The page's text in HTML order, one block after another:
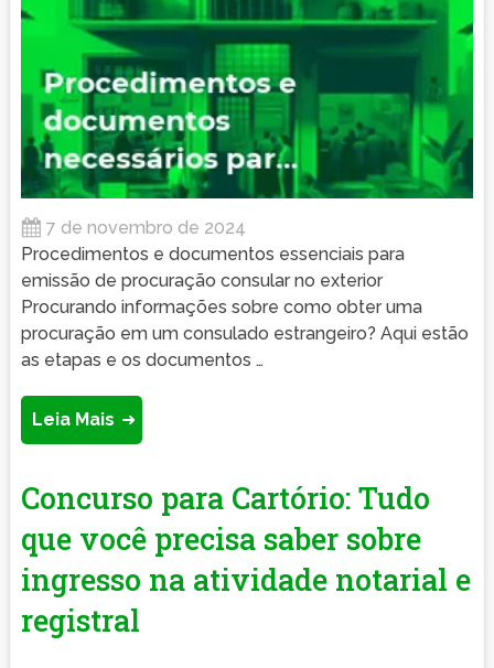
7 de novembro de 2024
Procedimentos e documentos essenciais para
emissão de procuração consular no exterior
Procurando informações sobre como obter uma
procuração em um consulado estrangeiro? Aqui estão
as etapas e os documentos …
Leia Mais
Concurso para Cartório: Tudo
que você precisa saber sobre
ingresso na atividade notarial e
registral